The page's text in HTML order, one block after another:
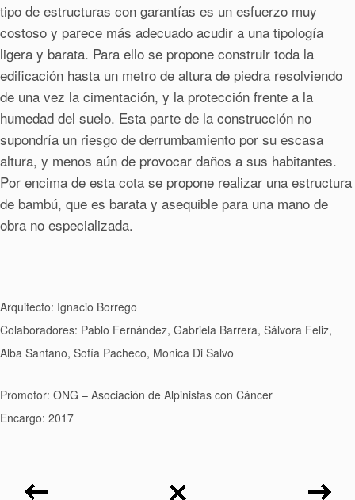
tipo de estructuras con garantías es un esfuerzo muy
costoso y parece más adecuado acudir a una tipología
ligera y barata. Para ello se propone construir toda la
edificación hasta un metro de altura de piedra resolviendo
de una vez la cimentación, y la protección frente a la
humedad del suelo. Esta parte de la construcción no
supondría un riesgo de derrumbamiento por su escasa
altura, y menos aún de provocar daños a sus habitantes.
Por encima de esta cota se propone realizar una estructura
de bambú, que es barata y asequible para una mano de
obra no especializada.
Arquitecto: Ignacio Borrego
Colaboradores: Pablo Fernández, Gabriela Barrera, Sálvora Feliz,
Alba Santano, Sofía Pacheco, Monica Di Salvo
Promotor: ONG – Asociación de Alpinistas con Cáncer
Encargo: 2017